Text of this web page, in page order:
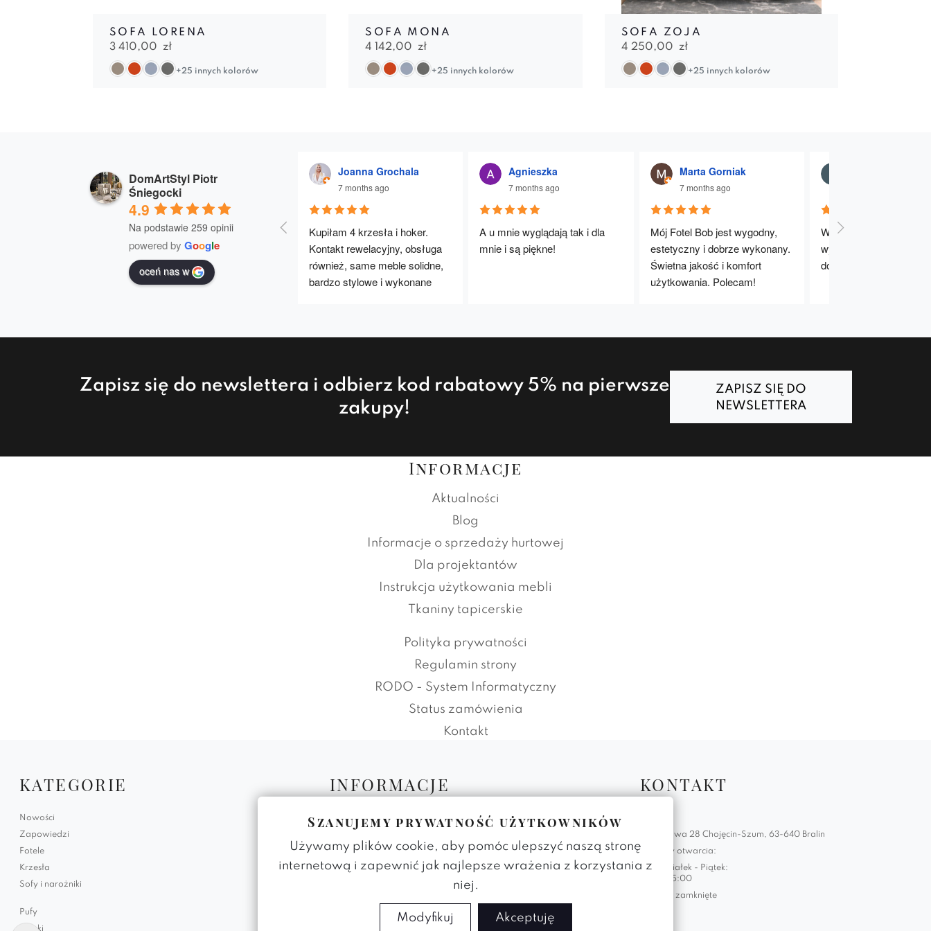
SOFA LORENA
3 410,00 zł
+25 innych kolorów
SOFA MONA
4 142,00 zł
+25 innych kolorów
SOFA ZOJA
4 250,00 zł
+25 innych kolorów
DomArtStyl Piotr
Śniegocki
4.9
Na podstawie 259 opinii
powered by Google
oceń nas w
Joanna Grochala
7 months ago
Kupiłam 4 krzesła i hoker.
Kontakt rewelacyjny, obsługa
również, same meble solidne,
bardzo stylowe i wykonane
Agnieszka
7 months ago
A u mnie wyglądają tak i dla
mnie i są piękne!
Marta Gorniak
7 months ago
Mój Fotel Bob jest wygodny,
estetyczny i dobrze wykonany.
Świetna jakość i komfort
użytkowania. Polecam!
Wygodne, stabilne i
wykonane krzesła.
dobry wybór – polecam!
Zapisz się do newslettera i odbierz kod rabatowy 5% na pierwsze
zakupy!
ZAPISZ SIĘ DO
NEWSLETTERA
Informacje
Aktualności
Blog
Informacje o sprzedaży hurtowej
Dla projektantów
Instrukcja użytkowania mebli
Tkaniny tapicerskie
Polityka prywatności
Regulamin strony
RODO - System Informatyczny
Status zamówienia
Kontakt
KATEGORIE
Nowości
Zapowiedzi
Fotele
Krzesła
Sofy i narożniki
Pufy
Ławki
INFORMACJE
Aktualności
Informacje o sprzedaży hurtowej
Dla projektantów
KONTAKT
Jaśminowa 28 Chojęcin-Szum, 63-640 Bralin
Godziny otwarcia:
Poniedziałek - Piątek:
7:00 - 15:00
Sobota: zamknięte
Szanujemy prywatność użytkowników
Używamy plików cookie, aby pomóc ulepszyć naszą stronę
internetową i zapewnić jak najlepsze wrażenia z korzystania z
niej.
Modyfikuj Akceptuję